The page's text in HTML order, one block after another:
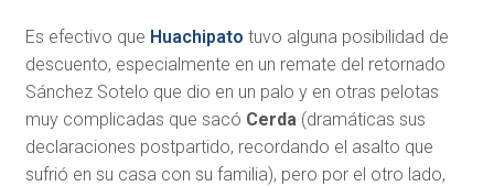
Es efectivo que Huachipato tuvo alguna posibilidad de
descuento, especialmente en un remate del retornado
Sánchez Sotelo que dio en un palo y en otras pelotas
muy complicadas que sacó Cerda (dramáticas sus
declaraciones postpartido, recordando el asalto que
sufrió en su casa con su familia), pero por el otro lado,